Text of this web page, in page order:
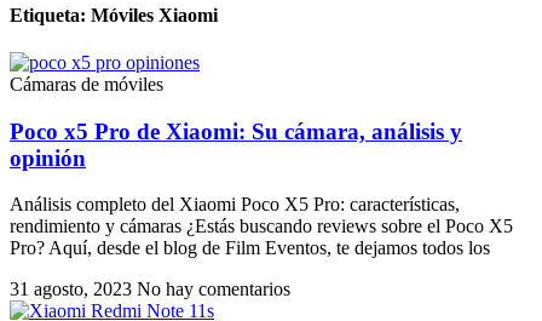
Etiqueta: Móviles Xiaomi
Cámaras de móviles
Poco x5 Pro de Xiaomi: Su cámara, análisis y
opinión
Análisis completo del Xiaomi Poco X5 Pro: características,
rendimiento y cámaras ¿Estás buscando reviews sobre el Poco X5
Pro? Aquí, desde el blog de Film Eventos, te dejamos todos los
31 agosto, 2023 No hay comentarios